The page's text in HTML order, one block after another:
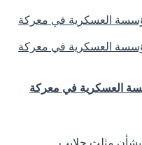
العسكرية في معركة